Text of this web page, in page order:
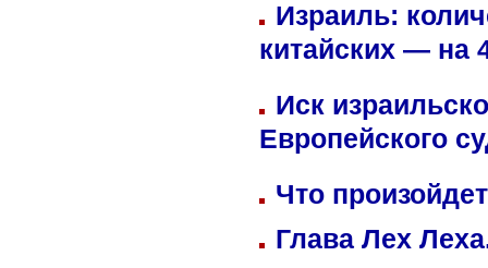
Израиль:
китайских — на
Иск
Европейского
Что
Глава Лех